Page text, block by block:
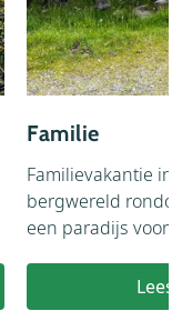
Familie
Familievakantie in
bergwereld
een paradijs voor
Lees